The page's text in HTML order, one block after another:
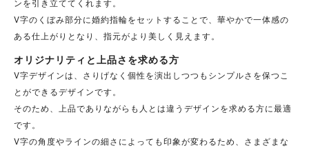
ンを引き立ててくれます。
V字のくぼみ部分に婚約指輪をセットすることで、華やかで一体感の
ある仕上がりとなり、指元がより美しく見えます。
オリジナリティと上品さを求める方
V字デザインは、さりげなく個性を演出しつつもシンプルさを保つこ
とができるデザインです。
そのため、上品でありながらも人とは違うデザインを求める方に最適
です。
V字の角度やラインの細さによっても印象が変わるため、さまざまな